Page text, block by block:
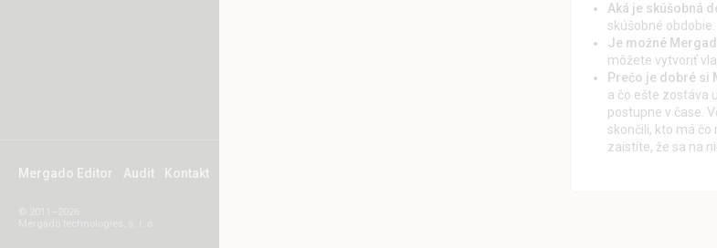
Mergado Editor Audit Kontakt
Aká je skúšobná
skúšobné obdobie.
Je možné
môžete vytvoriť
Prečo je dobré si
a čo ešte zostáva
postupne v čase.
skončili, kto má
zaistíte, že sa na